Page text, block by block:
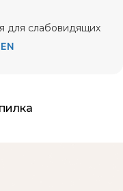
для слабовидящих
EN